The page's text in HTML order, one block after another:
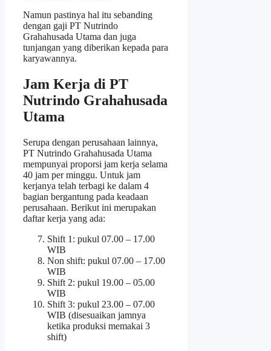
Namun pastinya hal itu sebanding
dengan gaji PT Nutrindo
Grahahusada Utama dan juga
tunjangan yang diberikan kepada para
karyawannya.
Jam Kerja di PT
Nutrindo Grahahusada
Utama
Serupa dengan perusahaan lainnya,
PT Nutrindo Grahahusada Utama
mempunyai proporsi jam kerja selama
40 jam per minggu. Untuk jam
kerjanya telah terbagi ke dalam 4
bagian bergantung pada keadaan
perusahaan. Berikut ini merupakan
daftar kerja yang ada:
Shift 1: pukul 07.00 – 17.00
WIB
Non shift: pukul 07.00 – 17.00
WIB
Shift 2: pukul 19.00 – 05.00
WIB
Shift 3: pukul 23.00 – 07.00
WIB (disesuaikan jamnya
ketika produksi memakai 3
shift)